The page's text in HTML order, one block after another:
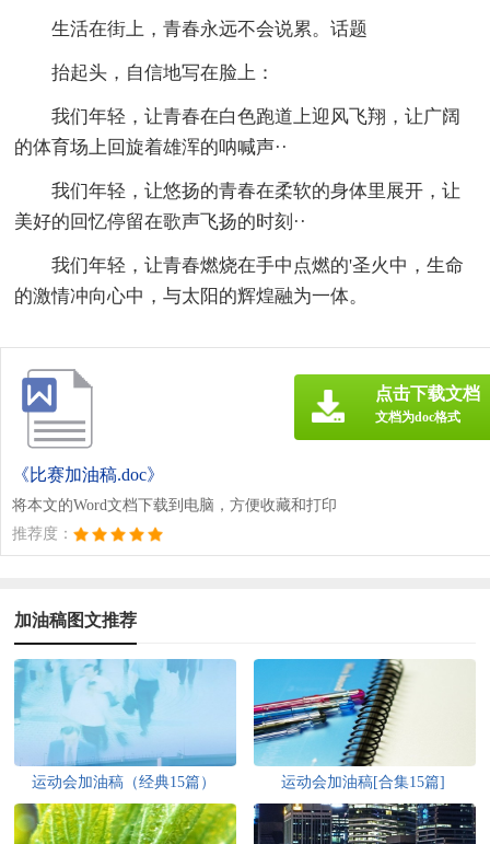
生活在街上，青春永远不会说累。话题
抬起头，自信地写在脸上：
我们年轻，让青春在白色跑道上迎风飞翔，让广阔
的体育场上回旋着雄浑的呐喊声··
我们年轻，让悠扬的青春在柔软的身体里展开，让
美好的回忆停留在歌声飞扬的时刻··
我们年轻，让青春燃烧在手中点燃的'圣火中，生命
的激情冲向心中，与太阳的辉煌融为一体。
《比赛加油稿.doc》
将本文的Word文档下载到电脑，方便收藏和打印
推荐度：
点击下载文档
文档为doc格式
加油稿图文推荐
运动会加油稿（经典15篇） 运动会加油稿[合集15篇]